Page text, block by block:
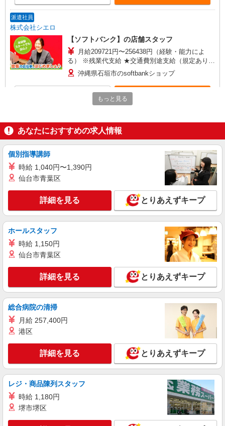
派遣社員
株式会社シエロ
【ソフトバンク】の店舗スタッフ
月給209721円〜256438円（経験・能力によ
る） ※残業代支給 ★交通費別途支給（規定あり）
゜+゜・。○。・゜+゜・。○。・゜+゜ 入社祝い金
10万円支給(規定有) お友達を紹介頂くと, インセン
ティブ支給(規定有) ゜・。○。・゜+゜・。
○。・゜+゜
沖縄県石垣市のsoftbankショップ
ワイモバイル石垣店
ワイモバイルショップの携帯販売スタッフ
月給 209,721円 〜 256,438円 固定残業代:
26,331円 〜 33,098円（20時間相当） ＊時間外手
当は時間外労働の有無にかかわらず、固定残業代
として支給し、相当時間を超える時間外労働分は
法定どおり追加で支給します。 試用期間あり 3ヶ
月 ※経験・能力による 【試用期間】月給 209721
■ワイモバイル石垣店 沖縄県石垣市新栄町16‐
キープ 詳細を見る
契約社員
ソフトバンク販売契約社員【石垣市エリア】
家電量販店内の携帯販売スタッフ
月給 247,340円 〜 247,340円 試用期間なし ※
経験・能力による 【試用期間】時給 0 円 〜 0 円
■ソフトバンク販売契約社員【石垣市エリア】
沖縄県石垣市
キープ 詳細を見る
ソフトバンク石垣店
ソフトバンクショップの携帯販売スタッフ
月給 209,721円 〜 256,438円 固定残業代:
26,331円 〜 33,098円（20時間相当） ＊時間外手
当は時間外労働の有無にかかわらず、固定残業代
として支給し、相当時間を超える時間外労働分は
法定どおり追加で支給します。 試用期間あり 3ヶ
月 ※経験・能力による 【試用期間】月給 209721
■ソフトバンク石垣店 沖縄県 石垣市 新栄町
もっと見る
あなたにおすすめの求人情報
個別指導講師
時給 1,040円〜1,390円
仙台市青葉区
詳細を見る とりあえずキープ
ホールスタッフ
時給 1,150円
仙台市青葉区
詳細を見る とりあえずキープ
総合病院の清掃
月給 257,400円
港区
詳細を見る とりあえずキープ
レジ・商品陳列スタッフ
時給 1,180円
堺市堺区